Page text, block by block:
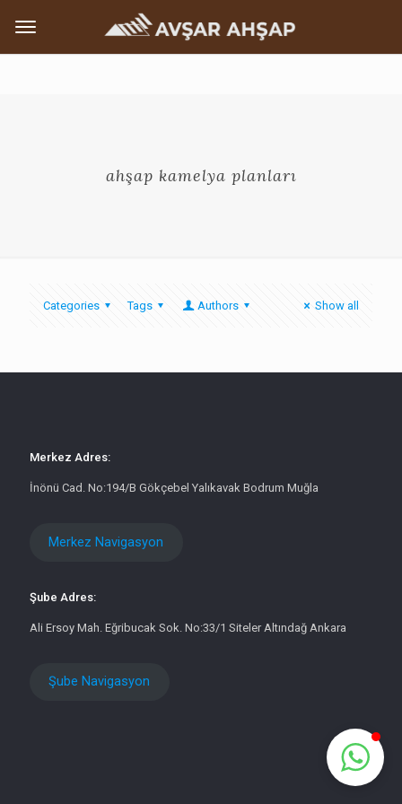
ahşap kamelya planları
Categories Tags Authors Show all
Merkez Adres:
İnönü Cad. No:194/B Gökçebel Yalıkavak Bodrum Muğla
Merkez Navigasyon
Şube Adres:
Ali Ersoy Mah. Eğribucak Sok. No:33/1 Siteler Altındağ Ankara
Şube Navigasyon